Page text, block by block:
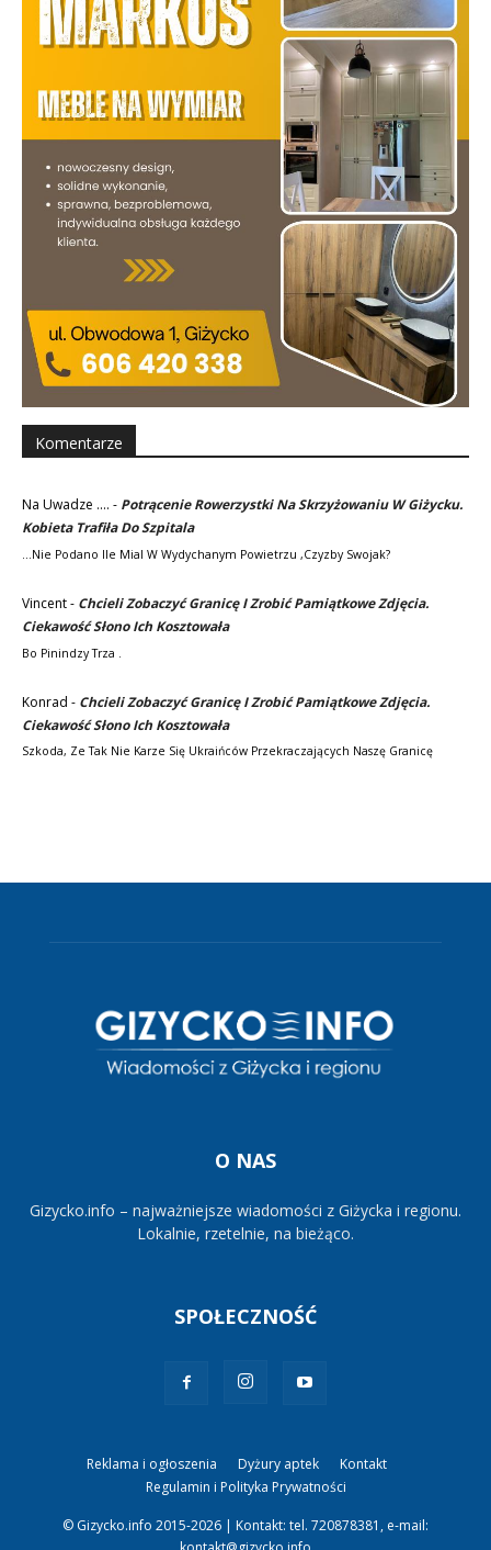
Komentarze
Na Uwadze .... - Potrącenie Rowerzystki Na Skrzyżowaniu W Giżycku.
Kobieta Trafiła Do Szpitala
...nie Podano Ile Mial W Wydychanym Powietrzu ,czyzby Swojak?
Vincent- Chcieli Zobaczyć Granicę I Zrobić Pamiątkowe Zdjęcia.
Ciekawość Słono Ich Kosztowała
Bo Pinindzy Trza .
Konrad - Chcieli Zobaczyć Granicę I Zrobić Pamiątkowe Zdjęcia.
Ciekawość Słono Ich Kosztowała
Szkoda, Ze Tak Nie Karze Się Ukraińców Przekraczających Naszę Granicę
O NAS
Gizycko.info – najważniejsze wiadomości z Giżycka i regionu.
Lokalnie, rzetelnie, na bieżąco.
SPOŁECZNOŚĆ
Reklama i ogłoszenia Dyżury aptek
Kontakt
Regulamin i Polityka Prywatności
© Gizycko.info 2015-2026 | Kontakt: tel. 720878381, e-mail: